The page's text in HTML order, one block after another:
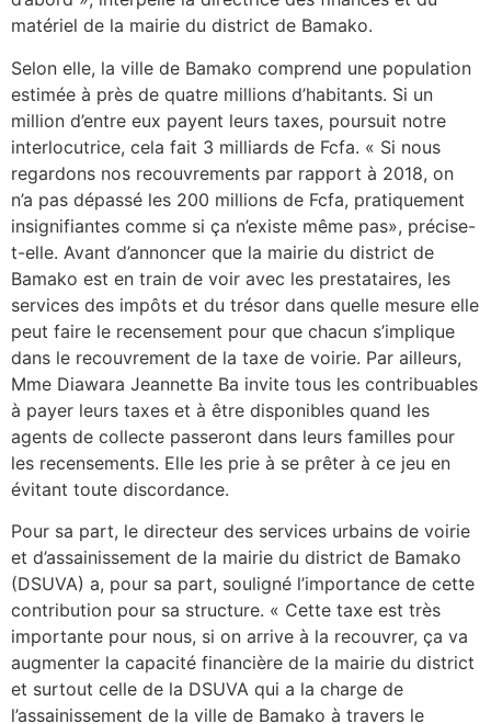
matériel de la mairie du district de Bamako.
Selon elle, la ville de Bamako comprend une population
estimée à près de quatre millions d’habitants. Si un
million d’entre eux payent leurs taxes, poursuit notre
interlocutrice, cela fait 3 milliards de Fcfa. « Si nous
regardons nos recouvrements par rapport à 2018, on
n’a pas dépassé les 200 millions de Fcfa, pratiquement
insignifiantes comme si ça n’existe même pas», précise-
t-elle. Avant d’annoncer que la mairie du district de
Bamako est en train de voir avec les prestataires, les
services des impôts et du trésor dans quelle mesure elle
peut faire le recensement pour que chacun s’implique
dans le recouvrement de la taxe de voirie. Par ailleurs,
Mme Diawara Jeannette Ba invite tous les contribuables
à payer leurs taxes et à être disponibles quand les
agents de collecte passeront dans leurs familles pour
les recensements. Elle les prie à se prêter à ce jeu en
évitant toute discordance.
Pour sa part, le directeur des services urbains de voirie
et d’assainissement de la mairie du district de Bamako
(DSUVA) a, pour sa part, souligné l’importance de cette
contribution pour sa structure. « Cette taxe est très
importante pour nous, si on arrive à la recouvrer, ça va
augmenter la capacité financière de la mairie du district
et surtout celle de la DSUVA qui a la charge de
l’assainissement de la ville de Bamako à travers le